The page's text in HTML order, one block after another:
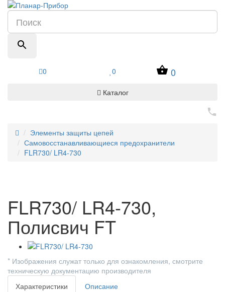
0 0 0
Каталог
Элементы защиты цепей
Самовосстанавливающиеся предохранители
FLR730/ LR4-730
FLR730/ LR4-730,
Полисвич FT
* Изображения служат только для ознакомления, смотрите
техническую документацию производителя
Характеристики
Описание